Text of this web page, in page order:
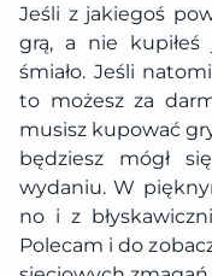
Jeśli z jakiegoś
grą, a nie
śmiało. Jeśli
to możesz za
musisz kupować
będziesz mógł
wydaniu. W
no i z
Polecam i do